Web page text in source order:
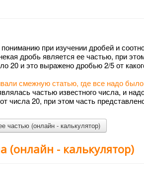
при изучении дробей и
дробь является ее частью, при
20 и это выражено дробью 2/5 от
смежную статью, где все надо
частью известного числа, и
числа 20, при этом часть
частью (онлайн - калькулятор)
(онлайн - калькулятор)